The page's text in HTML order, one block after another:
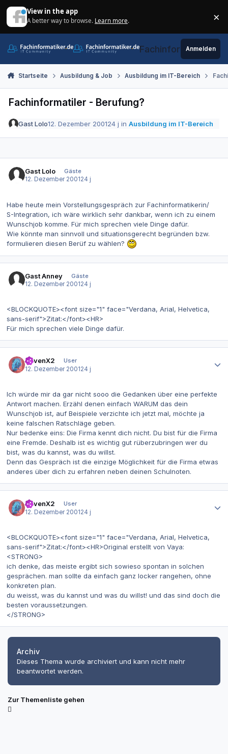
View in the app
A better way to browse. Learn more. ×
Fachinformatiker.de
Anmelden
Startseite Ausbildung & Job Ausbildung im IT-Bereich
Fachinformatiler - Berufung?
Gast Lolo12. Dezember 200124 j inAusbildung im IT-Bereich
Gast Lolo
Gäste
12. Dezember 2001 24 j
Habe heute mein Vorstellungsgespräch zur Fachinformatikerin/
S-Integration, ich wäre wirklich sehr dankbar, wenn ich zu einem
Wunschjob komme. Für mich sprechen viele Dinge dafür.
Wie könnte man sinnvoll und situationsgerecht begründen bzw.
formulieren diesen Berüf zu wählen?
Gast Anney
Gäste
12. Dezember 200124 j
<BLOCKQUOTE><font size="1" face="Verdana, Arial, Helvetica,
sans-serif">Zitat:</font><HR>
Für mich sprechen viele Dinge dafür.
RavenX2
User
12. Dezember 200124 j
Ich würde mir da gar nicht sooo die Gedanken über eine perfekte
Antwort machen. Erzähl denen einfach WARUM das dein
Wunschjob ist, auf Beispiele verzichte ich jetzt mal, möchte ja
keine falschen Ratschläge geben.
Nur bedenke eins: Die Firma kennt dich nicht. Du bist für die Firma
eine Fremde. Deshalb ist es wichtig gut rüberzubringen wer du
bist, was du kannst, was du willst.
Denn das Gespräch ist die einzige Möglichkeit für die Firma etwas
anderes über dich zu erfahren neben deinen Schulnoten.
RavenX2
User
12. Dezember 200124 j
<BLOCKQUOTE><font size="1" face="Verdana, Arial, Helvetica,
sans-serif">Zitat:</font><HR>Original erstellt von Vaya:
<STRONG>
ich denke, das meiste ergibt sich sowieso spontan in solchen
gesprächen. man sollte da einfach ganz locker rangehen, ohne
konkreten plan.
du weisst, was du kannst und was du willst! und das sind doch die
besten voraussetzungen.
</STRONG>
Archiv
Dieses Thema wurde archiviert und kann nicht mehr
beantwortet werden.
Zur Themenliste gehen